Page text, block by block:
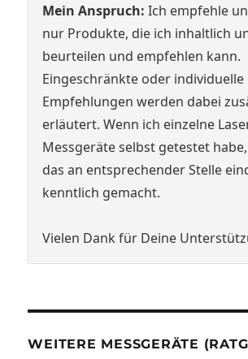
Mein Anspruch: Ich empfehle
nur Produkte, die ich inhaltlich
beurteilen und empfehlen kann.
Eingeschränkte oder individuelle
Empfehlungen werden dabei
erläutert. Wenn ich einzelne
Messgeräte selbst getestet
das an entsprechender Stelle
kenntlich gemacht.
Vielen Dank für Deine
WEITERE MESSGERÄTE